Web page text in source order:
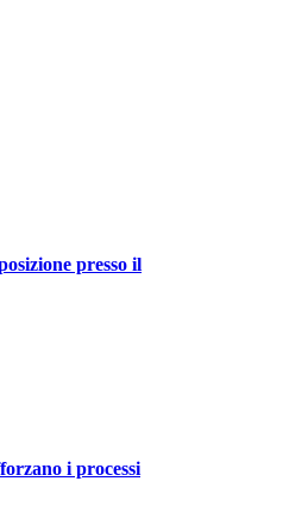
presso il
i processi